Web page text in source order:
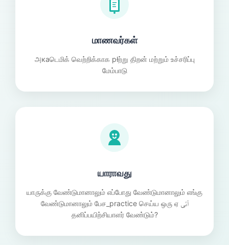
மாணவர்கள்
அкаடெமிக் வெற்றிக்காக płற்று திறன் மற்றும் உச்சரிப்பு
மேம்பாடு
யாராவது
யாருக்கு வேண்டுமானாலும் எப்போது வேண்டுமானாலும் எங்கு
வேண்டுமானாலும் பேச_practice செய்ய ஒரு ஏ آئی
தனிப்பயிற்சியாளர் வேண்டும்?